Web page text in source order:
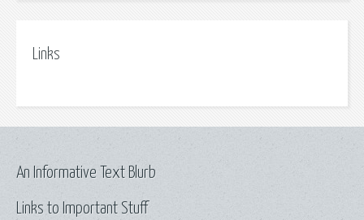
Links
Links to Important Stuff
An Informative Text Blurb